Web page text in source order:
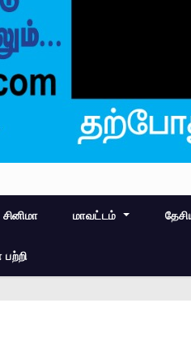
சினிமா மாவட்டம்